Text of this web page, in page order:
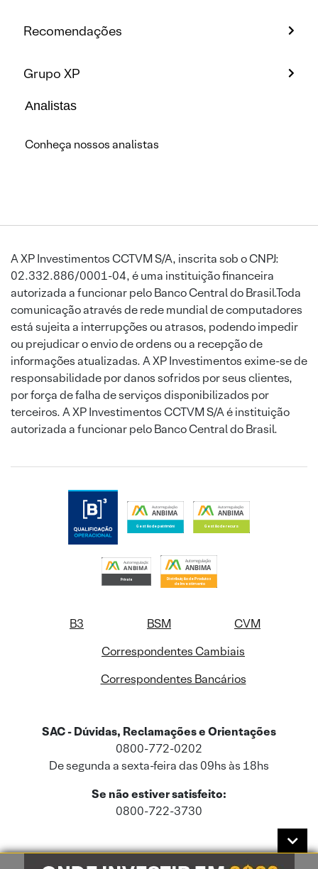
Recomendações
Grupo XP
Analistas
Conheça nossos analistas
A XP Investimentos CCTVM S/A, inscrita sob o CNPJ:
02.332.886/0001-04, é uma instituição financeira
autorizada a funcionar pelo Banco Central do Brasil.Toda
comunicação através de rede mundial de computadores
está sujeita a interrupções ou atrasos, podendo impedir
ou prejudicar o envio de ordens ou a recepção de
informações atualizadas. A XP Investimentos exime-se de
responsabilidade por danos sofridos por seus clientes,
por força de falha de serviços disponibilizados por
terceiros. A XP Investimentos CCTVM S/A é instituição
autorizada a funcionar pelo Banco Central do Brasil.
B3 BSM
CVM
Correspondentes Cambiais
Correspondentes Bancários
SAC - Dúvidas, Reclamações e Orientações
0800-772-0202
De segunda a sexta-feira das 09hs às 18hs
Se não estiver satisfeito:
0800-722-3730